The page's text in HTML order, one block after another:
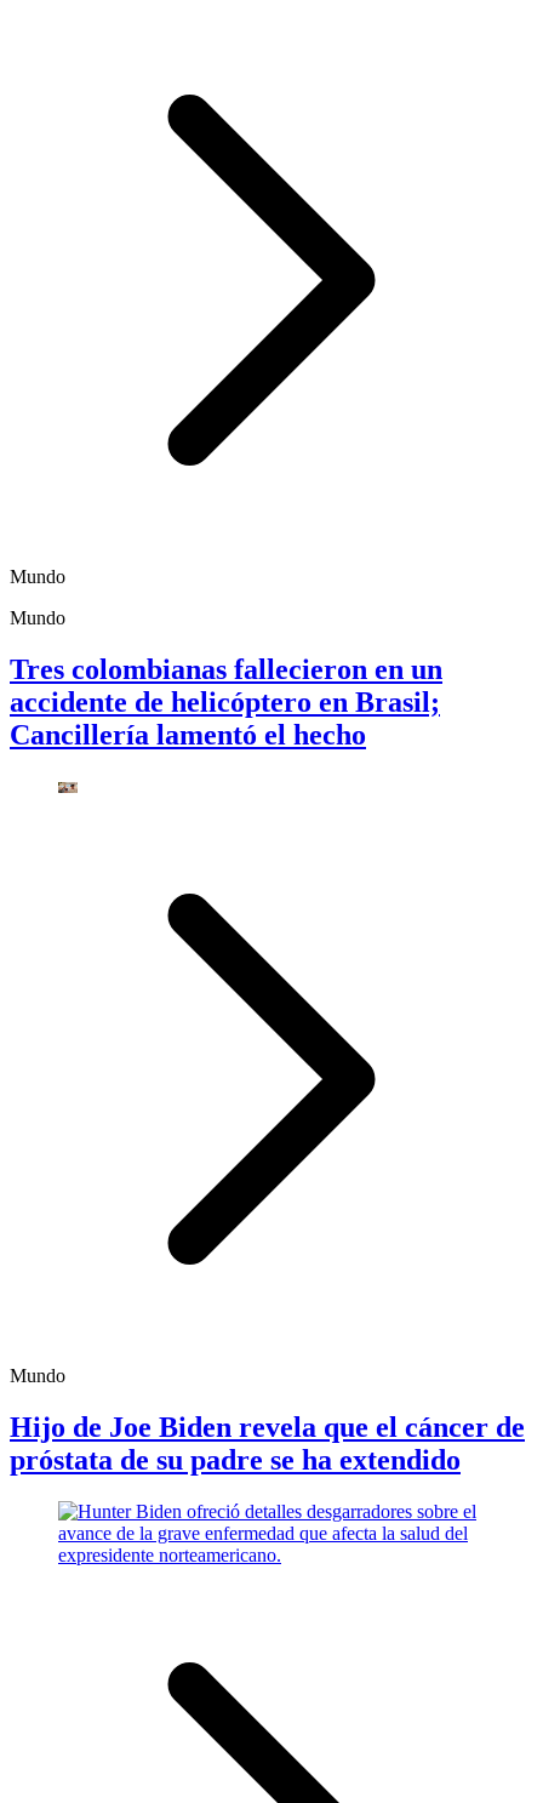
Mundo
Mundo
Tres colombianas fallecieron en un
accidente de helicóptero en Brasil;
Cancillería lamentó el hecho
Mundo
Hijo de Joe Biden revela que el cáncer de
próstata de su padre se ha extendido